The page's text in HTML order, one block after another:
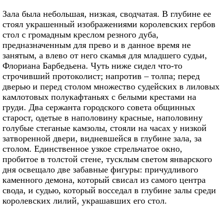
Зала была небольшая, низкая, сводчатая. В глубине ее
стоял украшенный изображениями королевских гербов
стол с громадным креслом резного дуба,
предназначенным для прево и в данное время не
занятым, а влево от него скамья для младшего судьи,
Флориана Барбедьена. Чуть ниже сидел что‑то
строчивший протоколист; напротив – толпа; перед
дверью и перед столом множество судейских в лиловых
камлотовых полукафтаньях с белыми крестами на
груди. Два сержанта городского совета общинных
старост, одетые в наполовину красные, наполовину
голубые стеганые камзолы, стояли на часах у низкой
затворенной двери, видневшейся в глубине зала, за
столом. Единственное узкое стрельчатое окно,
пробитое в толстой стене, тусклым светом январского
дня освещало две забавные фигуры: причудливого
каменного демона, который свисал из самого центра
свода, и судью, который восседал в глубине залы среди
королевских лилий, украшавших его стол.